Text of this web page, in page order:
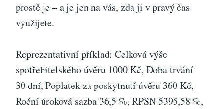
prostě je – a je jen na vás, zda ji v pravý čas
využijete.
Reprezentativní příklad: Celková výše
spotřebitelského úvěru 1000 Kč, Doba trvání
30 dní, Poplatek za poskytnutí úvěru 360 Kč,
Roční úroková sazba 36,5 %, RPSN 5395,58 %,